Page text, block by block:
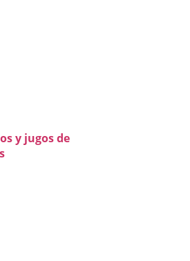
y jugos de